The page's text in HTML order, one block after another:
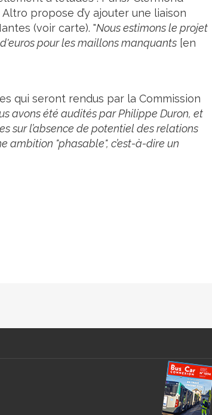
propose d’y ajouter une liaison
(voir carte). "Nous estimons le projet
pour les maillons manquants [en
qui seront rendus par la Commission
avons été audités par Philippe Duron, et
sur l’absence de potentiel des relations
ambition "phasable", c’est-à-dire un